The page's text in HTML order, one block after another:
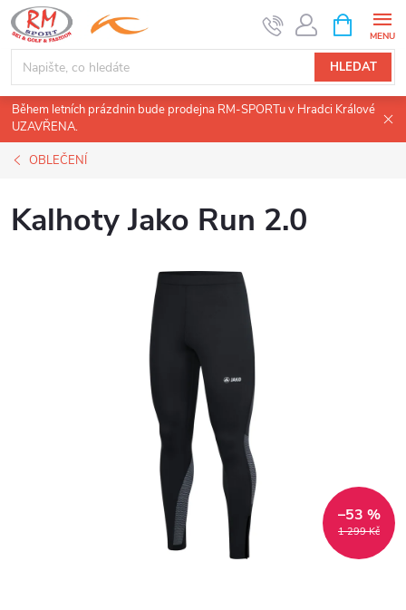
Přejít
na
obsah
HLEDAT
NÁKUPNÍ
KOŠÍK
Během letních prázdnin bude prodejna RM-SPORTu v Hradci Králové
UZAVŘENA.
OBLEČENÍ
Kalhoty Jako Run 2.0
1 299 Kč
–53 %